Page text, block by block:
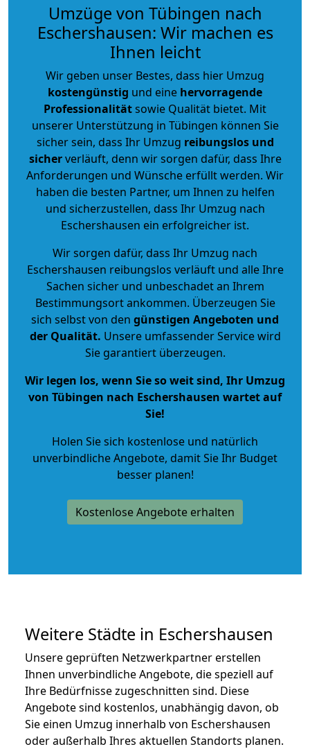
Umzüge von Tübingen nach
Eschershausen: Wir machen es
Ihnen leicht
Wir geben unser Bestes, dass hier Umzug
kostengünstig und eine hervorragende
Professionalitätsowie Qualität bietet. Mit
unserer Unterstützung in Tübingen können Sie
sicher sein, dass Ihr Umzug reibungslos und
sicherverläuft, denn wir sorgen dafür, dass Ihre
Anforderungen und Wünsche erfüllt werden. Wir
haben die besten Partner, um Ihnen zu helfen
und sicherzustellen, dass Ihr Umzug nach
Eschershausen ein erfolgreicher ist.
Wir sorgen dafür, dass Ihr Umzug nach
Eschershausen reibungslos verläuft und alle Ihre
Sachen sicher und unbeschadet an Ihrem
Bestimmungsort ankommen. Überzeugen Sie
sich selbst von den günstigen Angeboten und
der Qualität. Unsere umfassender Service wird
Sie garantiert überzeugen.
Wir legen los, wenn Sie so weit sind, Ihr Umzug
von Tübingen nach Eschershausen wartet auf
Sie!
Holen Sie sich kostenlose und natürlich
unverbindliche Angebote, damit Sie Ihr Budget
besser planen!
Kostenlose Angebote erhalten
Weitere Städte in Eschershausen
Unsere geprüften Netzwerkpartner erstellen
Ihnen unverbindliche Angebote, die speziell auf
Ihre Bedürfnisse zugeschnitten sind. Diese
Angebote sind kostenlos, unabhängig davon, ob
Sie einen Umzug innerhalb von Eschershausen
oder außerhalb Ihres aktuellen Standorts planen.